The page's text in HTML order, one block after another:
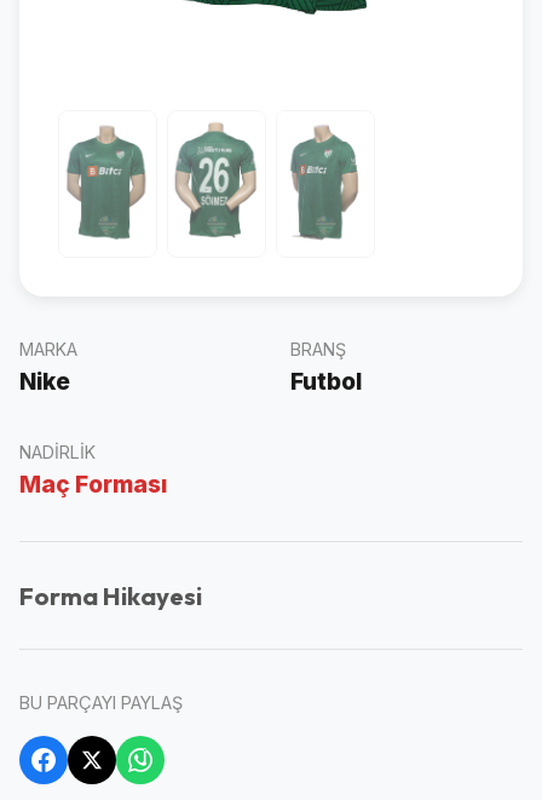
MARKA
Nike
BRANŞ
Futbol
NADIRLIK
Maç Forması
Forma Hikayesi
BU PARÇAYI PAYLAŞ